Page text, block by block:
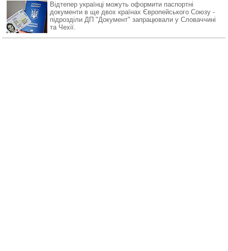
Відтепер українці можуть оформити паспортні
документи в ще двох країнах Європейського Союзу -
підрозділи ДП "Документ" запрацювали у Словаччині
та Чехії.